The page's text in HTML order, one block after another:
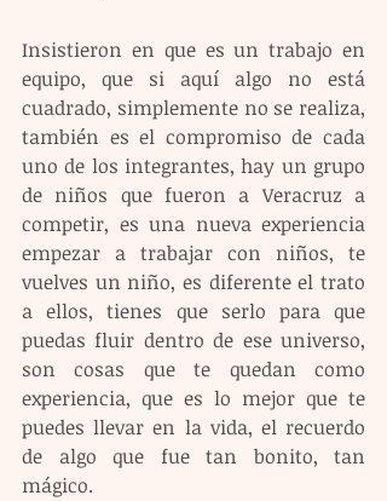
Insistieron en que es un trabajo en
equipo, que si aquí algo no está
cuadrado, simplemente no se realiza,
también es el compromiso de cada
uno de los integrantes, hay un grupo
de niños que fueron a Veracruz a
competir, es una nueva experiencia
empezar a trabajar con niños, te
vuelves un niño, es diferente el trato
a ellos, tienes que serlo para que
puedas fluir dentro de ese universo,
son cosas que te quedan como
experiencia, que es lo mejor que te
puedes llevar en la vida, el recuerdo
de algo que fue tan bonito, tan
mágico.